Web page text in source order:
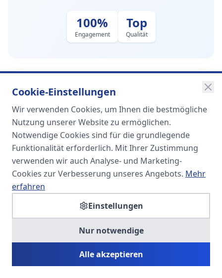
100%
Engagement
Top
Qualität
SOMA
Unternehmensgruppe
Spezialisiert auf Fach- und
Führungskräfte in der
SOMA HR KONSULT UG
Personalberatung & Executive Search
Cookie-Einstellungen
Wir verwenden Cookies, um Ihnen die bestmögliche
Nutzung unserer Website zu ermöglichen.
Notwendige Cookies sind für die grundlegende
Funktionalität erforderlich. Mit Ihrer Zustimmung
verwenden wir auch Analyse- und Marketing-
Cookies zur Verbesserung unseres Angebots. Mehr
erfahren
Einstellungen
Nur notwendige
Alle akzeptieren